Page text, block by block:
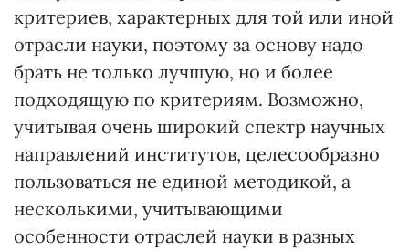
критериев, характерных для той или иной
отрасли науки, поэтому за основу надо
брать не только лучшую, но и более
подходящую по критериям. Возможно,
учитывая очень широкий спектр научных
направлений институтов, целесообразно
пользоваться не единой методикой, а
несколькими, учитывающими
особенности отраслей науки в разных